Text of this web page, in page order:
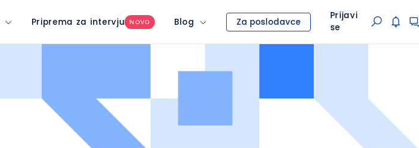
Priprema za intervju NOVO Blog Za poslodavce
Prijavi
se